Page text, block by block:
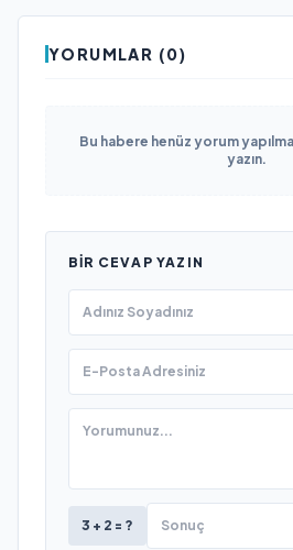
YORUMLAR (0)
Bu habere henüz yorum
yazın.
BIR CEVAP YAZIN
3 + 2 = ?